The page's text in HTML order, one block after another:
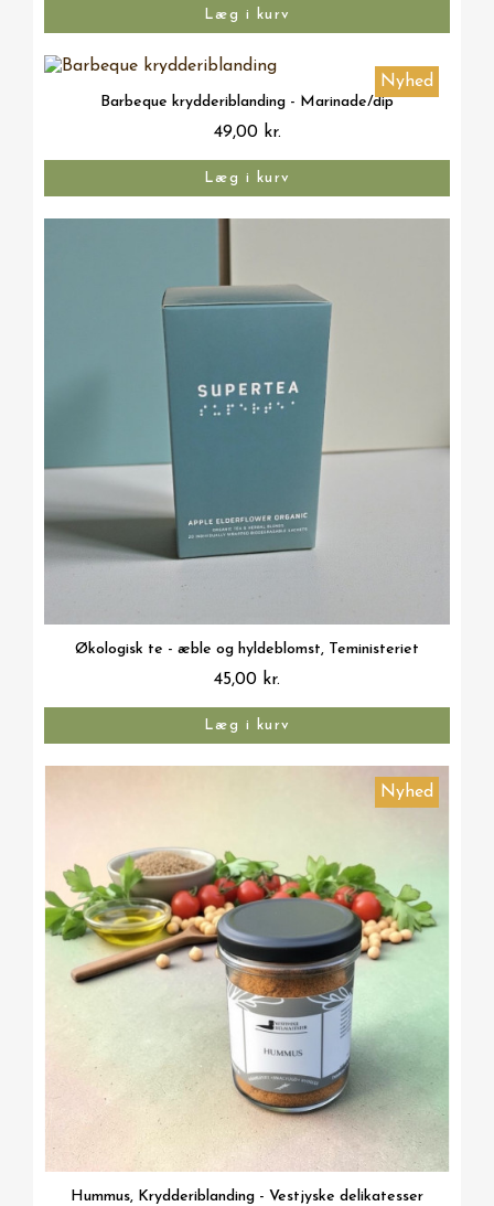
Læg i kurv
Vis her
Nyhed
Barbeque krydderiblanding - Marinade/dip
49,00 kr.
Læg i kurv
Vis her
Økologisk te - æble og hyldeblomst, Teministeriet
45,00 kr.
Læg i kurv
Vis her
Nyhed
Hummus, Krydderiblanding - Vestjyske delikatesser